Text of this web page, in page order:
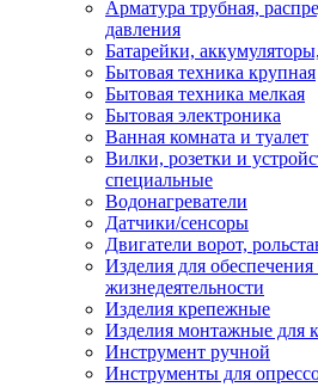
Арматура трубная,
давления
Батарейки,
Бытовая техника крупная
Бытовая техника мелкая
Бытовая электроника
Ванная комната и туалет
Вилки, розетки и
специальные
Водонагреватели
Датчики/сенсоры
Двигатели ворот,
Изделия для обеспечения
жизнедеятельности
Изделия крепежные
Изделия монтажные для
Инструмент ручной
Инструменты для